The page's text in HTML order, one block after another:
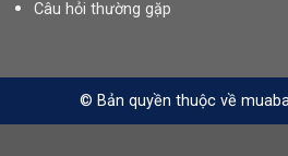
Câu hỏi thường gặp
© Bản quyền thuộc về